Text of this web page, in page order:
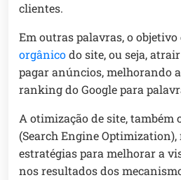
clientes.
Em outras palavras, o
orgânicodo site, ou seja,
pagar anúncios, melhorando
ranking do Google para
A otimização de site, também
(Search Engine Optimization),
estratégias para melhorar a
nos resultados dos